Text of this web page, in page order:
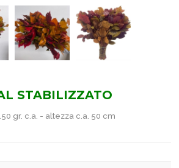
STABILIZZATO
gr. c.a. - altezza c.a. 50 cm